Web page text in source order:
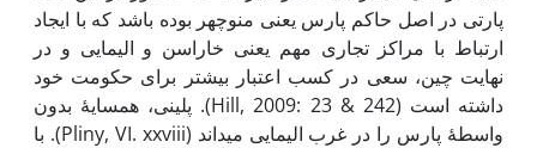
پارتی در اصل حاکم پارس یعنی منوچهر بوده ­باشد که با ایجاد
ارتباط با مراکز تجاری مهم یعنی خاراسن و الیمایی و در
نهایت چین، سعی در کسب اعتبار بیشتر برای حکومت خود
داشته است (Hill, 2009: 23 & 242). پلینی، همسایۀ بدون
واسطۀ پارس را در غرب الیمایی می­داند (Pliny, VI. xxviii). با